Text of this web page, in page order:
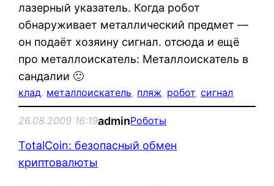
лазерный указатель. Когда робот
обнаруживает металлический предмет —
он подаёт хозяину сигнал. отсюда и ещё
про металлоискатель: Металлоискатель в
сандалии 🙂
клад, металлоискатель, пляж, робот, сигнал
26.08.2009 16:19adminРоботы
TotalCoin: безопасный обмен
криптовалюты